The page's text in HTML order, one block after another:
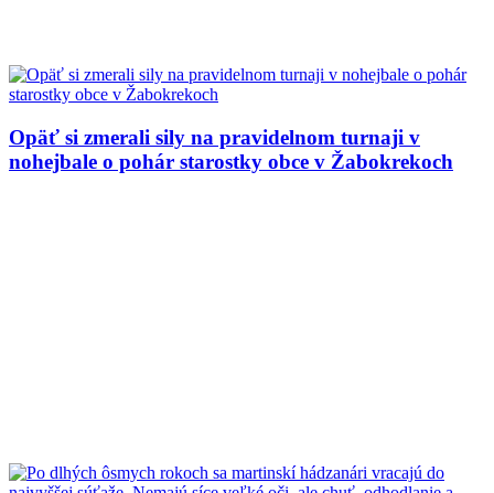
Opäť si zmerali sily na pravidelnom turnaji v
nohejbale o pohár starostky obce v Žabokrekoch